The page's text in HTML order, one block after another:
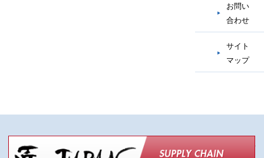
お問い
合わせ
サイト
マップ